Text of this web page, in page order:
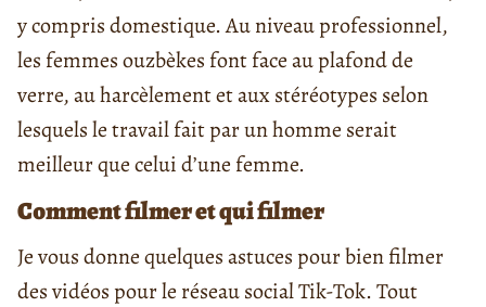
y compris domestique. Au niveau professionnel,
les femmes ouzbèkes font face au plafond de
verre, au harcèlement et aux stéréotypes selon
lesquels le travail fait par un homme serait
meilleur que celui d’une femme.
Comment filmer et qui filmer
Je vous donne quelques astuces pour bien filmer
des vidéos pour le réseau social Tik-Tok. Tout